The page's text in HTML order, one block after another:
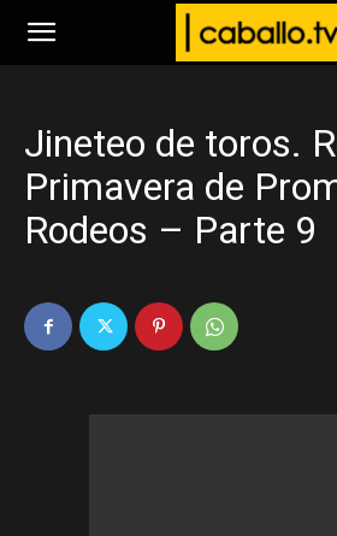
www.caballo.tv
Jineteo de toros.
Primavera de
Rodeos – Parte 9